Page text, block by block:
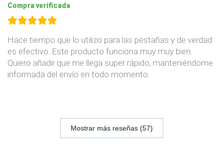
Compra verificada
Hace tiempo que lo utilizo para las pestañas y de verdad
es efectivo. Este producto funciona muy muy bien.
Quiero añadir que me llega super rápido, manteniéndome
informada del envío en todo momento.
Mostrar más reseñas (57)